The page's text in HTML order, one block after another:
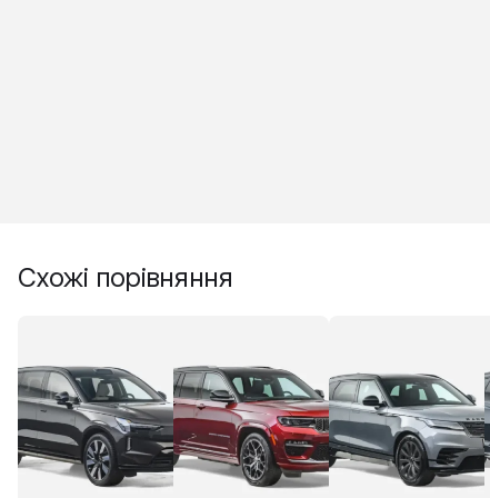
Схожі порівняння